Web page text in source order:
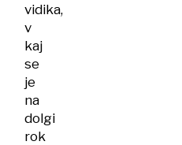
vidika,
v
kaj
se
je
na
dolgi
rok